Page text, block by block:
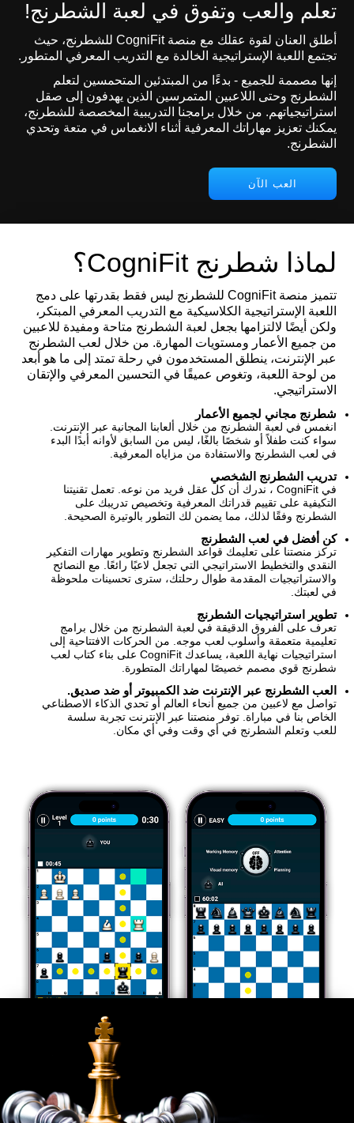
تعلم والعب وتفوق في لعبة الشطرنج!
أطلق العنان لقوة عقلك مع منصة CogniFit للشطرنج، حيث
تجتمع اللعبة الإستراتيجية الخالدة مع التدريب المعرفي المتطور.
إنها مصممة للجميع - بدءًا من المبتدئين المتحمسين لتعلم
الشطرنج وحتى اللاعبين المتمرسين الذين يهدفون إلى صقل
استراتيجياتهم. من خلال برامجنا التدريبية المخصصة للشطرنج،
يمكنك تعزيز مهاراتك المعرفية أثناء الانغماس في متعة وتحدي
الشطرنج.
العب الآن
لماذا شطرنج CogniFit؟
تتميز منصة CogniFit للشطرنج ليس فقط بقدرتها على دمج
اللعبة الإستراتيجية الكلاسيكية مع التدريب المعرفي المبتكر،
ولكن أيضًا لالتزامها بجعل لعبة الشطرنج متاحة ومفيدة للاعبين
من جميع الأعمار ومستويات المهارة. من خلال لعب الشطرنج
عبر الإنترنت، ينطلق المستخدمون في رحلة تمتد إلى ما هو أبعد
من لوحة اللعبة، وتغوص عميقًا في التحسين المعرفي والإتقان
الاستراتيجي.
شطرنج مجاني لجميع الأعمار
انغمس في لعبة الشطرنج من خلال ألعابنا المجانية عبر الإنترنت.
سواء كنت طفلاً أو شخصًا بالغًا، ليس من السابق لأوانه أبدًا البدء
في لعب الشطرنج والاستفادة من مزاياه المعرفية.
تدريب الشطرنج الشخصي
في CogniFit ، ندرك أن كل عقل فريد من نوعه. تعمل تقنيتنا
التكيفية على تقييم قدراتك المعرفية وتخصيص تدريبك على
الشطرنج وفقًا لذلك، مما يضمن لك التطور بالوتيرة الصحيحة.
كن أفضل في لعب الشطرنج
تركز منصتنا على تعليمك قواعد الشطرنج وتطوير مهارات التفكير
النقدي والتخطيط الاستراتيجي التي تجعل لاعبًا رائعًا. مع النصائح
والاستراتيجيات المقدمة طوال رحلتك، سترى تحسينات ملحوظة
في لعبتك.
تطوير استراتيجيات الشطرنج
تعرف على الفروق الدقيقة في لعبة الشطرنج من خلال برامج
تعليمية متعمقة وأسلوب لعب موجه. من الحركات الافتتاحية إلى
استراتيجيات نهاية اللعبة، يساعدك CogniFit على بناء كتاب لعب
شطرنج قوي مصمم خصيصًا لمهاراتك المتطورة.
العب الشطرنج عبر الإنترنت ضد الكمبيوتر أو ضد صديق.
تواصل مع لاعبين من جميع أنحاء العالم أو تحدي الذكاء الاصطناعي
الخاص بنا في مباراة. توفر منصتنا عبر الإنترنت تجربة سلسة
للعب وتعلم الشطرنج في أي وقت وفي أي مكان.